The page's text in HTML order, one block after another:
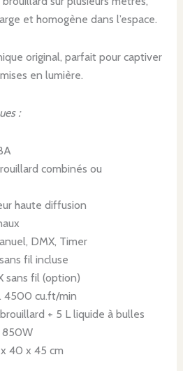
et homogène dans l’espace.
original, parfait pour captiver
en lumière.
:
combinés ou
haute diffusion
DMX, Timer
fil incluse
sans fil (option)
4500 cu.ft/min
+ 5 L liquide à bulles
850W
40 x 45 cm